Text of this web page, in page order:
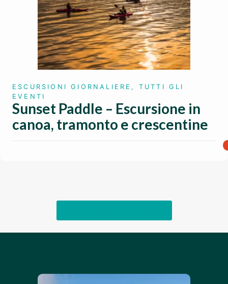
ESCURSIONI GIORNALIERE , TUTTI GLI
EVENTI
Sunset Paddle – Escursione in
canoa, tramonto e crescentine